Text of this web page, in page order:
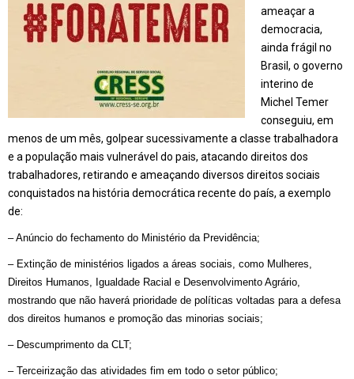
ameaçar a
democracia,
ainda frágil no
Brasil, o governo
interino de
Michel Temer
conseguiu, em
menos de um mês, golpear sucessivamente a classe trabalhadora
e a população mais vulnerável do pais, atacando direitos dos
trabalhadores, retirando e ameaçando diversos direitos sociais
conquistados na história democrática recente do país, a exemplo
de:
– Anúncio do fechamento do Ministério da Previdência;
– Extinção de ministérios ligados a áreas sociais, como Mulheres,
Direitos Humanos, Igualdade Racial e Desenvolvimento Agrário,
mostrando que não haverá prioridade de políticas voltadas para a defesa
dos direitos humanos e promoção das minorias sociais;
– Descumprimento da CLT;
– Terceirização das atividades fim em todo o setor público;